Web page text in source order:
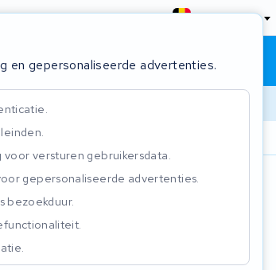
België
Winkelwagen Inloggen
en gepersonaliseerde advertenties.
voor versturen gebruikersdata.
gepersonaliseerde advertenties.
bezoekduur.